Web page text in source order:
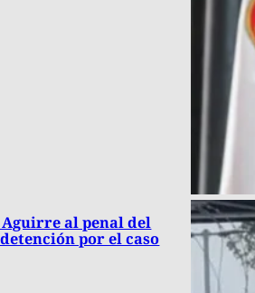
al penal del
por el caso